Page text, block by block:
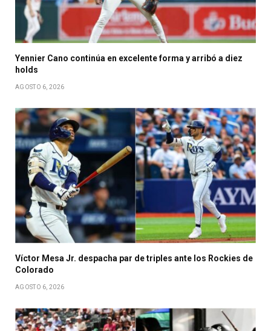
Yennier Cano continúa en excelente forma y arribó a diez
holds
AGOSTO 6, 2026
Víctor Mesa Jr. despacha par de triples ante los Rockies de
Colorado
AGOSTO 6, 2026